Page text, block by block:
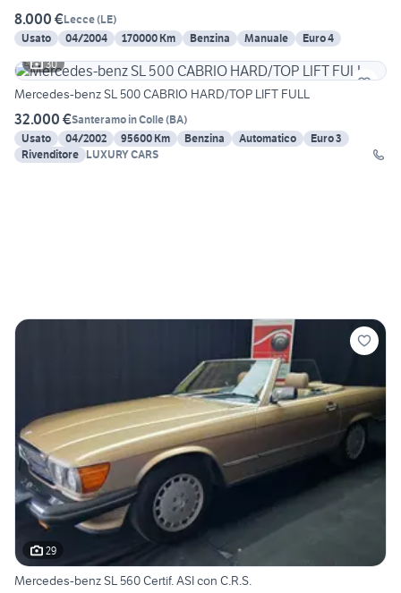
8.000 €Lecce(LE)
Usato
04/2004 170000 Km Benzina Manuale
Euro 4
30
Mercedes-benz SL 500 CABRIO HARD/TOP LIFT FULL
32.000 €Santeramo in Colle(BA)
Usato
04/2002 95600 Km Benzina Automatico
Euro 3
Rivenditore LUXURY CARS
29
Mercedes-benz SL 560 Certif. ASI con C.R.S.